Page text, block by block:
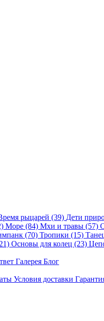
рыцарей (39) Дети
Море (84) Мхи и травы (57)
(70) Тропики (15)
Основы для колец (23)
Галерея Блог
Условия доставки